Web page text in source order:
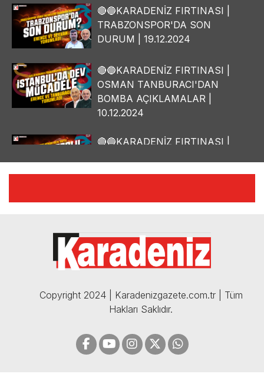
🔴🔵KARADENİZ FIRTINASI |
TRABZONSPOR'DA SON
DURUM | 19.12.2024
🔴🔵KARADENİZ FIRTINASI |
OSMAN TANBURACI'DAN
BOMBA AÇIKLAMALAR |
10.12.2024
🔴🔵KARADENİZ FIRTINASI |
🔴🔵KARADENİZ FIRTINASI |
05.12.2024
Copyright 2024 | Karadenizgazete.com.tr | Tüm
Hakları Saklıdır.